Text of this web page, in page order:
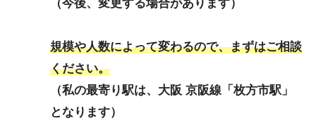
（今後、変更する場合があります）
規模や人数によって変わるので、まずはご相談
ください。
（私の最寄り駅は、大阪 京阪線「枚方市駅」
となります）